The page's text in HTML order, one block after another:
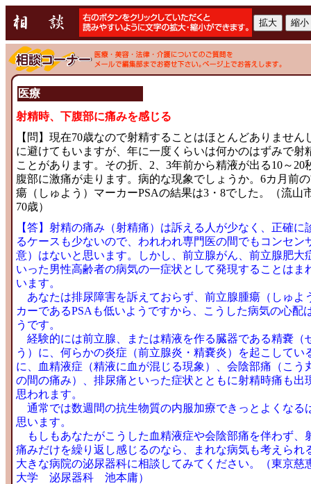
医療
射精時、下腹部に痛みを感じる
【問】現在70歳なので射精することはほとんどありません
に避けてもいますが、年に一度くらいは何かのはずみで射
ことがあります。その折、2、3年前から精液が出る10～20
腹部に激痛が走ります。病的な現象でしょうか。6カ月前
瘍（しゅよう）マーカーPSAの結果は3・8でした。（流
70歳）
【答】射精の痛み（射精痛）は訴える人が少なく、正確に
るケースも少ないので、われわれ専門医の間でもコンセン
意）はないと思います。しかし、前立腺がん、前立腺肥大
いった男性高齢者の病気の一症状として発現することはま
います。
あなたは排尿障害を訴えておらず、前立腺腫瘍（しゅよ
カーであるPSAも低いようですから、こうした病気の心配
うです。
経験的には前立腺、または精液を作る臓器である精嚢（
う）に、何らかの炎症（前立腺炎・精嚢炎）を起こしてい
に、血精液症（精液に血が混じる現象）、会陰部痛（こう
の間の痛み）、排尿痛といった症状とともに射精時痛も出
思われます。
通常では数週間の抗生物質の内服加療できっとよくなる
思います。
もしもあなたがこうした血精液症や会陰部痛を伴わず、
痛みだけを繰り返し感じるのなら、まれな病気も考えられ
大きな病院の泌尿器科に相談してみてください。（東京慈
大学 泌尿器科 池本庸）